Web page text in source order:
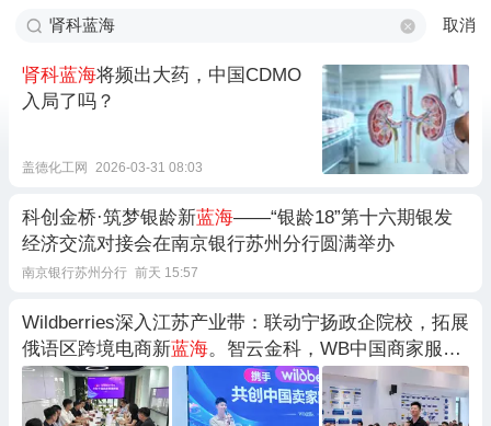
取消
肾科蓝海将频出大药，中国CDMO
入局了吗？
盖德化工网 2026-03-31 08:03
科创金桥·筑梦银龄新蓝海——“银龄18”第十六期银发
经济交流对接会在南京银行苏州分行圆满举办
南京银行苏州分行 前天 15:57
Wildberries深入江苏产业带：联动宁扬政企院校，拓展
俄语区跨境电商新蓝海。智云金科，WB中国商家服务
中心